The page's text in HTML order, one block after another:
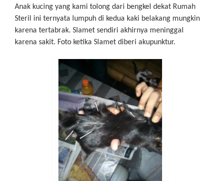
Anak kucing yang kami tolong dari bengkel dekat Rumah
Steril ini ternyata lumpuh di kedua kaki belakang mungkin
karena tertabrak. Slamet sendiri akhirnya meninggal
karena sakit. Foto ketika Slamet diberi akupunktur.